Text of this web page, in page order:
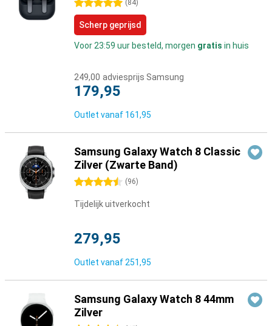
5 sterren (84)
Scherp geprijsd
Voor 23:59 uur besteld, morgen gratis in huis
249,00 adviesprijs Samsung
179,95
Outlet vanaf 161,95
Samsung Galaxy Watch 8 Classic
Zilver (Zwarte Band)
4.5 sterren (96)
Tijdelijk uitverkocht
279,95
Outlet vanaf 251,95
Samsung Galaxy Watch 8 44mm
Zilver